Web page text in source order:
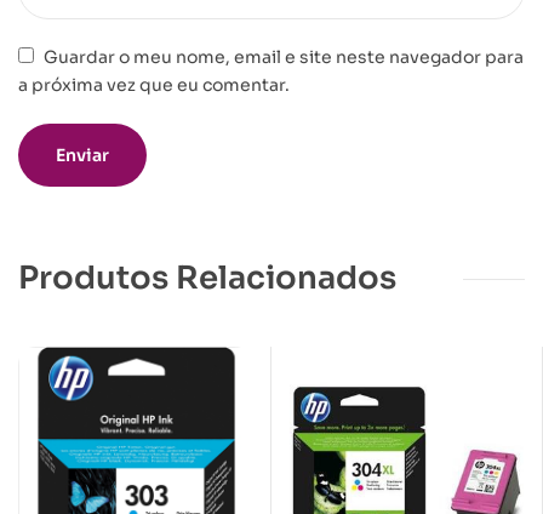
Guardar o meu nome, email e site neste navegador para
a próxima vez que eu comentar.
Produtos Relacionados